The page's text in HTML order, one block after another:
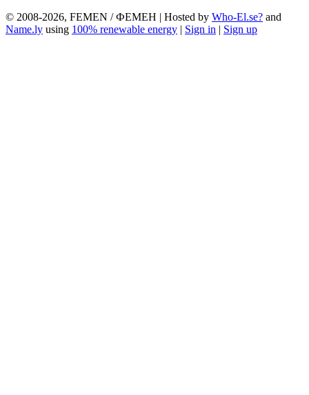
© 2008-2026, FEMEN / ФЕМЕН | Hosted by Who-El.se? and
Name.ly using 100% renewable energy | Sign in | Sign up